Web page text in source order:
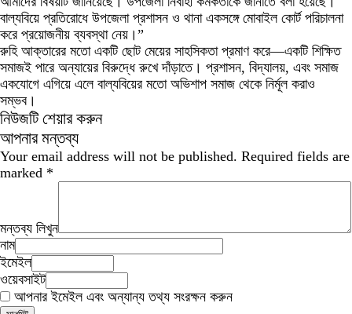
বাল্যবিয়ে প্রতিরোধে উপজেলা প্রশাসন ও থানা একসঙ্গে মোবাইল কোর্ট পরিচালনা
করে প্রয়োজনীয় ব্যবস্থা নেয়।”
রুহি আক্তারের মতো একটি ছোট মেয়ের সাহসিকতা প্রমাণ করে—একটি শিক্ষিত
সমাজই পারে অন্যায়ের বিরুদ্ধে রুখে দাঁড়াতে। প্রশাসন, বিদ্যালয়, এবং সমাজ
একযোগে এগিয়ে এলে বাল্যবিয়ের মতো অভিশাপ সমাজ থেকে নির্মূল করাও
সম্ভব।
নিউজটি শেয়ার করুন
আপনার মন্তব্য
Your email address will not be published. Required fields are
marked *
মন্তব্য লিখুন
নাম
ইমেইল
ওয়েবসাইট
আপনার ইমেইল এবং অন্যান্য তথ্য সংরক্ষন করুন